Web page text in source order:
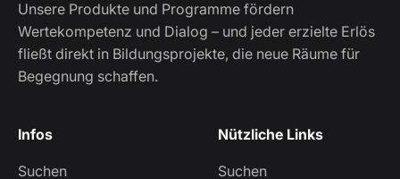
Unsere Produkte und Programme fördern
Wertekompetenz und Dialog – und jeder erzielte Erlös
fließt direkt in Bildungsprojekte, die neue Räume für
Begegnung schaffen.
Infos
Suchen
Nützliche Links
Suchen